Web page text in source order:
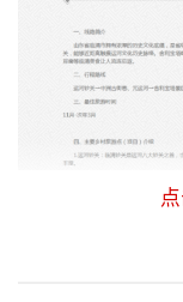
山东·“